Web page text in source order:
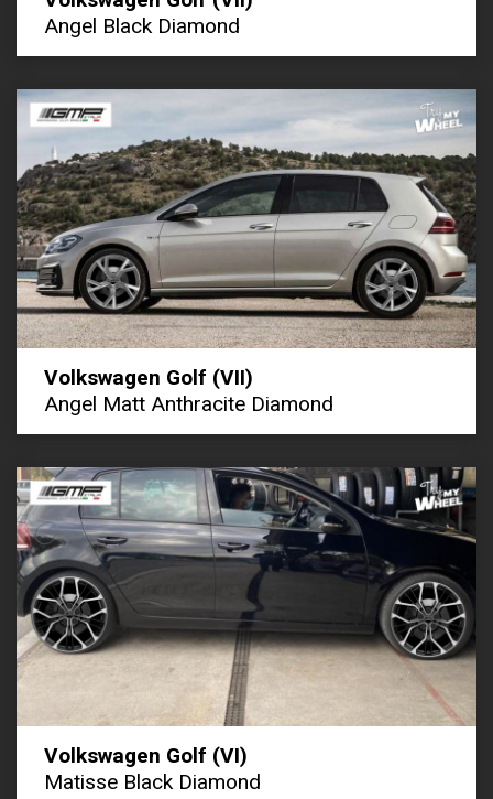
Angel Black Diamond
Volkswagen Golf (VII)
Angel Matt Anthracite Diamond
Volkswagen Golf (VI)
Matisse Black Diamond